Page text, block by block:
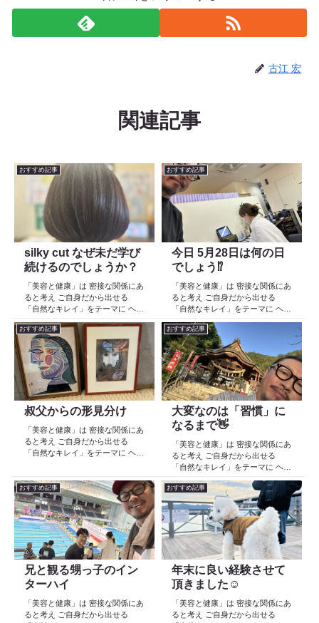
古江 宏
関連記事
おすすめ記事
silky cut なぜ未だ学び
続けるのでしょうか？
「美容と健康」は 密接な関係にあ
ると考え ご自身だから出せる
「自然なキレイ」をテーマに ヘア
の 「根本改善」を目的とした美容
院 Def 古江です 2023年３月30日
より スタートしたこのブログ
日々の事や...
おすすめ記事
今日 5月28日は何の日
でしょう⁉️
「美容と健康」は 密接な関係にあ
ると考え ご自身だから出せる
「自然なキレイ」をテーマに ヘア
の 「根本改善」を目的とした美容
院 Def 古江です 2023年３月30日
より スタートしたこのブログ
日々の事や...
おすすめ記事
叔父からの形見分け
「美容と健康」は 密接な関係にあ
ると考え ご自身だから出せる
「自然なキレイ」をテーマに ヘア
院 Def 古江です 2023年３月30日
より スタートしたこのブログ
日々の事や...
おすすめ記事
大変なのは「習慣」に
なるまで👋
「美容と健康」は 密接な関係にあ
ると考え ご自身だから出せる
「自然なキレイ」をテーマに ヘア
の 「根本改善」を目的とした美容
院 Def 古江です 2023年３月30日
より スタートしたこのブログ
日々の事や...
おすすめ記事
兄と観る甥っ子のイン
ターハイ
「美容と健康」は 密接な関係にあ
ると考え ご自身だから出せる
おすすめ記事
年末に良い経験させて
頂きました☺️
「美容と健康」は 密接な関係にあ
ると考え ご自身だから出せる